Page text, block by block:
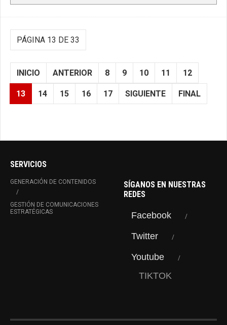
PÁGINA 13 DE 33
INICIO ANTERIOR 8 9 10 11 12
13 14 15 16 17 SIGUIENTE FINAL
SERVICIOS
GENERACIÓN DE CONTENIDOS
GESTIÓN DE COMUNICACIONES
ESTRATÉGICAS
SÍGANOS EN NUESTRAS
REDES
Facebook
Twitter
Youtube
TIKTOK